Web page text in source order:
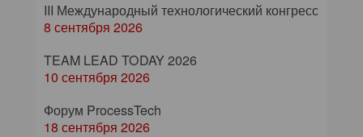
III Международный технологический конгресс
8 сентября 2026
TEAM LEAD TODAY 2026
10 сентября 2026
Форум ProcessTech
18 сентября 2026